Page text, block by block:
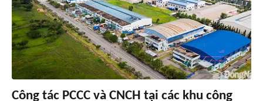
Công tác PCCC và CNCH tại các khu công